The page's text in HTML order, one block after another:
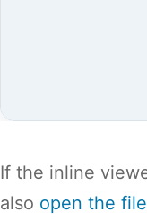
If the inline
also open the